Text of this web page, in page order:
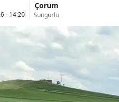
- 14:20
Çorum
Sungurlu